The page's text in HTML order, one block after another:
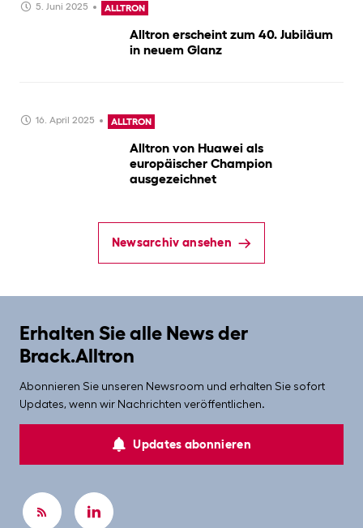
5. Juni 2025 ALLTRON
Alltron erscheint zum 40. Jubiläum
in neuem Glanz
16. April 2025 ALLTRON
Alltron von Huawei als
europäischer Champion
ausgezeichnet
Newsarchiv ansehen
Erhalten Sie alle News der
Brack.Alltron
Abonnieren Sie unseren Newsroom und erhalten Sie sofort
Updates, wenn wir Nachrichten veröffentlichen.
Updates abonnieren